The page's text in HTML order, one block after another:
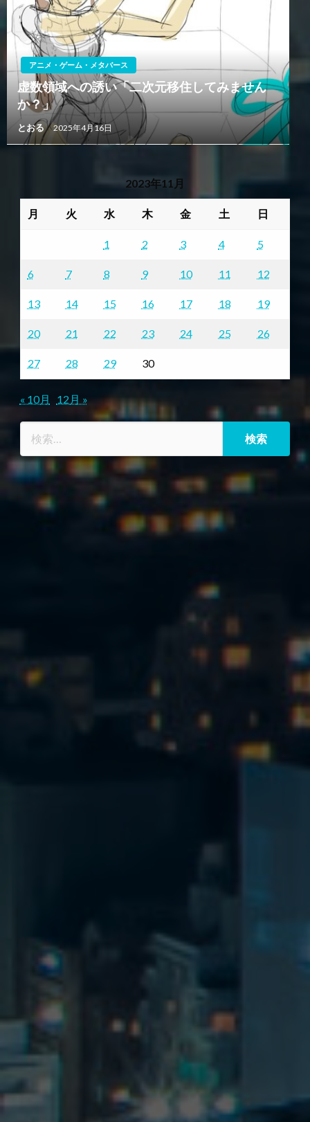
アニメ・ゲーム・メタバース
虚数領域への誘い「二次元移住してみません
か？」
とおる 2025年4月16日
2023年11月
月 火 水 木 金 土 日
1 2 3 4 5
6 7 8 9 10 11 12
13 14 15 16 17 18 19
20 21 22 23 24 25 26
27 28 29 30
« 10月 12月 »